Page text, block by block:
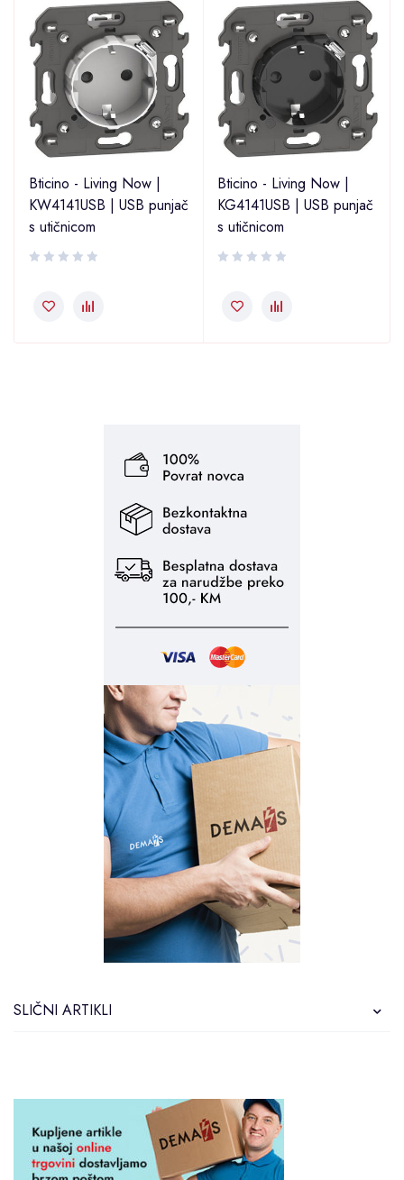
Bticino - Living Now |
KW4141USB | USB punjač
s utičnicom
Bticino - Living Now |
KG4141USB | USB punjač
s utičnicom
SLIČNI ARTIKLI